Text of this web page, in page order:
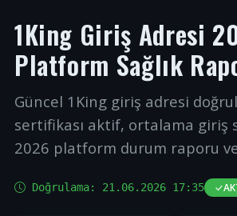
1King Giriş Adresi
Platform Sağlık
Güncel 1King giriş adresi
sertifikası aktif, ortalama giriş
2026 platform durum raporu
Doğrulama: 21.06.2026 17:35